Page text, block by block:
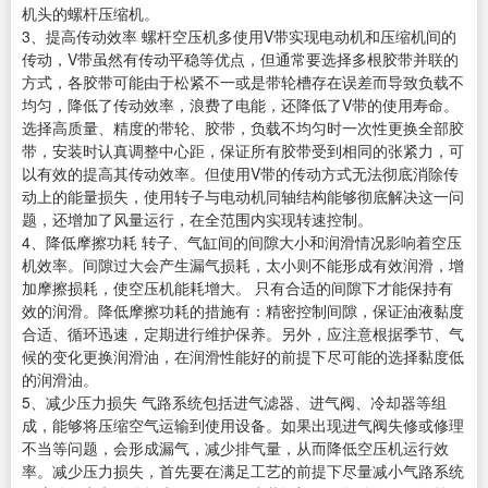
机头的螺杆压缩机。
3、提高传动效率 螺杆空压机多使用V带实现电动机和压缩机间的
传动，V带虽然有传动平稳等优点，但通常要选择多根胶带并联的
方式，各胶带可能由于松紧不一或是带轮槽存在误差而导致负载不
均匀，降低了传动效率，浪费了电能，还降低了V带的使用寿命。
选择高质量、精度的带轮、胶带，负载不均匀时一次性更换全部胶
带，安装时认真调整中心距，保证所有胶带受到相同的张紧力，可
以有效的提高其传动效率。但使用V带的传动方式无法彻底消除传
动上的能量损失，使用转子与电动机同轴结构能够彻底解决这一问
题，还增加了风量运行，在全范围内实现转速控制。
4、降低摩擦功耗 转子、气缸间的间隙大小和润滑情况影响着空压
机效率。间隙过大会产生漏气损耗，太小则不能形成有效润滑，增
加摩擦损耗，使空压机能耗增大。 只有合适的间隙下才能保持有
效的润滑。降低摩擦功耗的措施有：精密控制间隙，保证油液黏度
合适、循环迅速，定期进行维护保养。另外，应注意根据季节、气
候的变化更换润滑油，在润滑性能好的前提下尽可能的选择黏度低
的润滑油。
5、减少压力损失 气路系统包括进气滤器、进气阀、冷却器等组
成，能够将压缩空气运输到使用设备。如果出现进气阀失修或修理
不当等问题，会形成漏气，减少排气量，从而降低空压机运行效
率。减少压力损失，首先要在满足工艺的前提下尽量减小气路系统